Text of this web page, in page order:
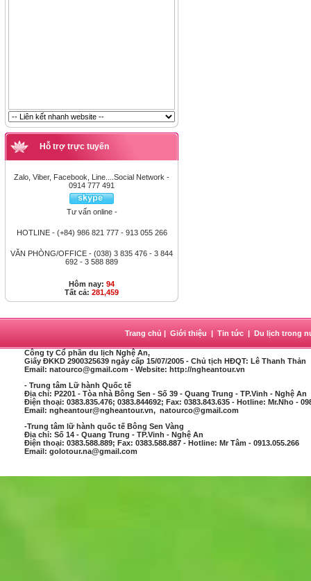
Hỗ trợ trực tuyến
Zalo, Viber, Facebook, Line....Social Network -
0914 777 491
Tư vấn online -
HOTLINE - (+84) 986 821 777 - 913 055 266
VĂN PHÒNG/OFFICE - (038) 3 835 476 - 3 844
692 - 3 588 889
Hôm nay: 94
Tất cả: 281,459
Trang chủ | Giới thiệu | Tin tức | Du lịch trong
Công ty Cổ phần du lịch Nghệ An,
Giấy ĐKKD 2900325639 ngày cấp 15/07/2005 - Chủ tịch HĐQT: Lê Thanh Thản
Email: natourco@gmail.com - Website: http://ngheantour.vn
- Trung tâm Lữ hành Quốc tế
Địa chỉ: P2201 - Tòa nhà Bông Sen - Số 39 - Quang Trung - TP.Vinh - Nghệ An
Điện thoại: 0383.835.476; 0383.844692; Fax: 0383.843.635 - Hotline: Mr.Nho -
Email: ngheantour@ngheantour.vn, natourco@gmail.com
-Trung tâm lữ hành quốc tế Bông Sen Vàng
Địa chỉ: Số 14 - Quang Trung - TP.Vinh - Nghệ An
Điện thoại: 0383.588.889; Fax: 0383.588.887 - Hotline: Mr Tâm - 0913.055.266
Email: golotour.na@gmail.com